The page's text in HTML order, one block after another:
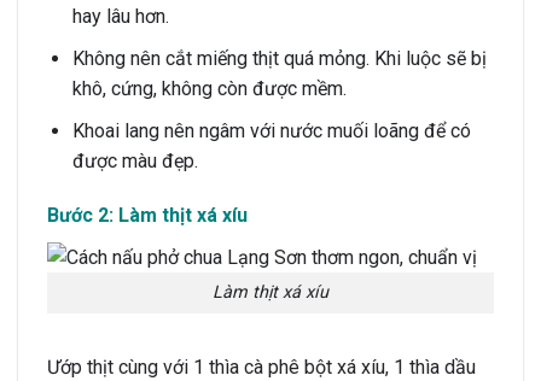
hay lâu hơn.
Không nên cắt miếng thịt quá mỏng. Khi luộc sẽ bị
khô, cứng, không còn được mềm.
Khoai lang nên ngâm với nước muối loãng để có
được màu đẹp.
Bước 2: Làm thịt xá xíu
Làm thịt xá xíu
Ướp thịt cùng với 1 thìa cà phê bột xá xíu, 1 thìa dầu